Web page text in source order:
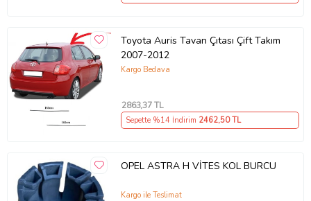
Toyota Auris Tavan Çıtası Çift Takım
2007-2012
Kargo Bedava
2863,37 TL
Sepette %14 İndirim 2462,50 TL
OPEL ASTRA H VİTES KOL BURCU
Kargo ile Teslimat